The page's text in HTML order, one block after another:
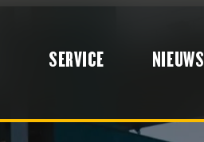
SERVICE NIEUWS